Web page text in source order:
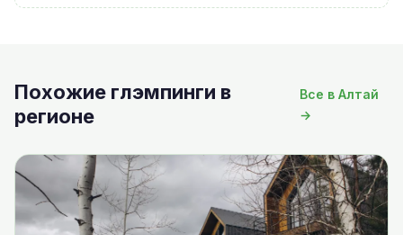
Похожие глэмпинги в
регионе
Все в Алтай
→